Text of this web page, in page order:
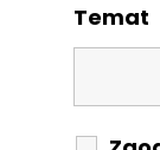
Temat